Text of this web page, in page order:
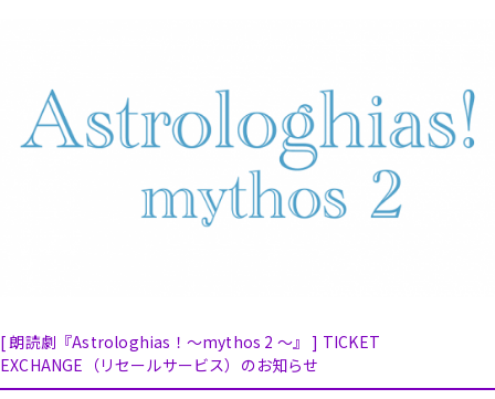
[ 朗読劇『Astrologhias！〜mythos 2 〜』 ] TICKET
EXCHANGE（リセールサービス）のお知らせ